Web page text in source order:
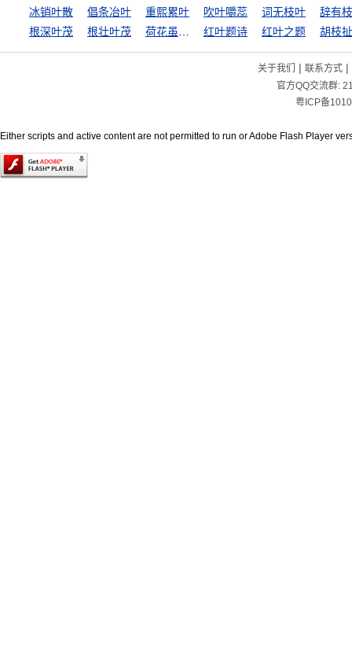
冰销叶散 倡条冶叶 重熙累叶 吹叶嚼蕊 词无枝叶
辞有
根深叶茂
根壮叶茂 红叶题诗 红叶之题 胡枝
关于我们 | 联系方式|
官方QQ交流群:
粤ICP备
Either scripts and active content are not permitted to run or Adobe Flash Player